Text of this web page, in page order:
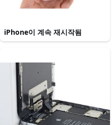
iPhone이 계속 재시작됨